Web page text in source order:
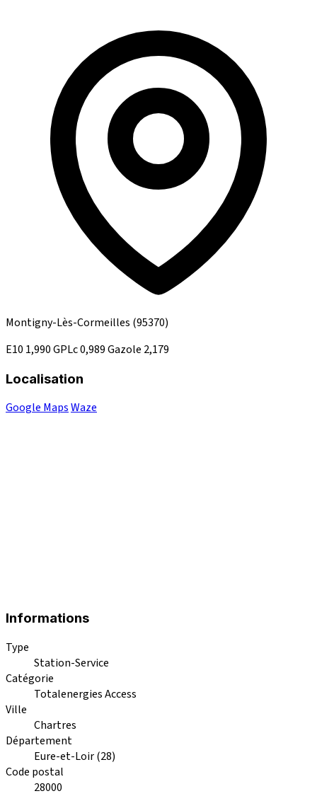
Montigny-Lès-Cormeilles (95370)
E10 1,990GPLc0,989Gazole 2,179
Localisation
Google MapsWaze
Informations
Type
Station-Service
Catégorie
Totalenergies Access
Ville
Chartres
Département
Eure-et-Loir (28)
Code postal
28000